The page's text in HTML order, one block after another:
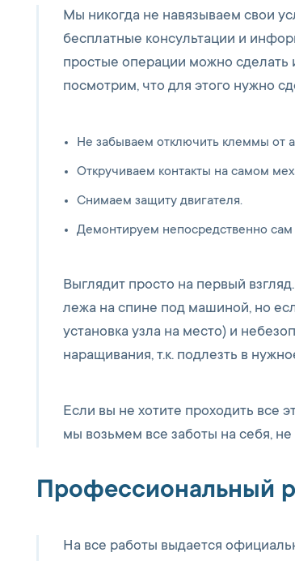
Мы никогда не навязываем свои
бесплатные консультации и
простые операции можно сделать
посмотрим, что для этого нужно
Не забываем отключить клеммы от
Откручиваем контакты на самом
Снимаем защиту двигателя.
Демонтируем непосредственно сам
Выглядит просто на первый
лежа на спине под машиной, но
установка узла на место) и
наращивания, т.к. подлезть в
Если вы не хотите проходить все
мы возьмем все заботы на себя,
Профессиональный
На все работы выдается